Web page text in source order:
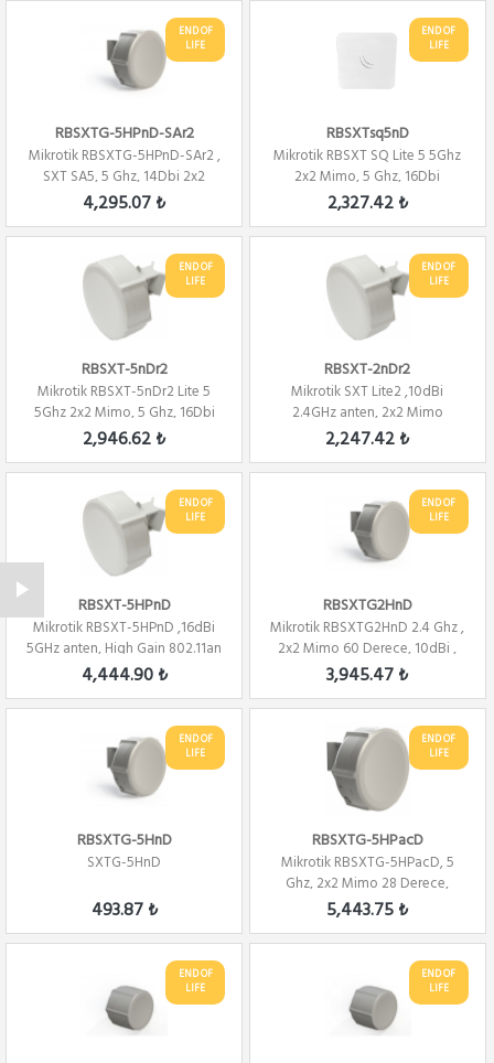
END OF
LIFE
RBSXTG-5HPnD-SAr2
Mikrotik RBSXTG-5HPnD-SAr2 ,
SXT SA5, 5 Ghz, 14Dbi 2x2
Mimo 90 Der...
4,295.07 ₺
END OF
LIFE
RBSXTsq5nD
Mikrotik RBSXT SQ Lite 5 5Ghz
2x2 Mimo, 5 Ghz, 16Dbi
Alıcı,23Derec...
2,327.42 ₺
END OF
LIFE
RBSXT-5nDr2
Mikrotik RBSXT-5nDr2 Lite 5
5Ghz 2x2 Mimo, 5 Ghz, 16Dbi
Alıcı, 802...
2,946.62 ₺
END OF
LIFE
RBSXT-2nDr2
Mikrotik SXT Lite2 ,10dBi
2.4GHz anten, 2x2 Mimo
802.11bgn Wifi, L3
2,247.42 ₺
END OF
LIFE
RBSXT-5HPnD
Mikrotik RBSXT-5HPnD ,16dBi
5GHz anten, High Gain 802.11an
WiFi, L3
4,444.90 ₺
END OF
LIFE
RBSXTG2HnD
Mikrotik RBSXTG2HnD 2.4 Ghz ,
2x2 Mimo 60 Derece, 10dBi ,
AP 802.1...
3,945.47 ₺
END OF
LIFE
RBSXTG-5HnD
SXTG-5HnD
493.87 ₺
END OF
LIFE
RBSXTG-5HPacD
Mikrotik RBSXTG-5HPacD, 5
Ghz, 2x2 Mimo 28 Derece,
1300mW, WiFi, L4
5,443.75 ₺
END OF
LIFE
END OF
LIFE